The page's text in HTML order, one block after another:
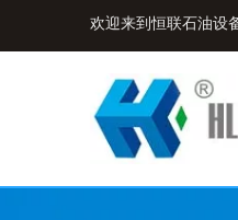
欢迎来到恒联石油设